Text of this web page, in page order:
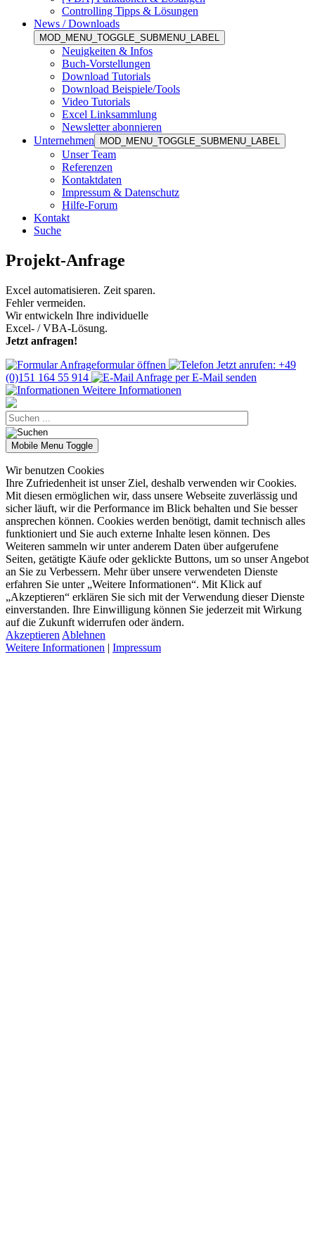
Controlling Tipps & Lösungen
News / Downloads
MOD_MENU_TOGGLE_SUBMENU_LABEL
Neuigkeiten & Infos
Buch-Vorstellungen
Download Tutorials
Download Beispiele/Tools
Video Tutorials
Excel Linksammlung
Newsletter abonnieren
Unternehmen
MOD_MENU_TOGGLE_SUBMENU_LABEL
Unser Team
Referenzen
Kontaktdaten
Impressum & Datenschutz
Hilfe-Forum
Kontakt
Suche
Projekt-Anfrage
Excel automatisieren. Zeit sparen.
Fehler vermeiden.
Wir entwickeln Ihre individuelle
Excel- / VBA-Lösung.
Jetzt anfragen!
Anfrageformular öffnen
Jetzt anrufen: +49
(0)151 164 55 914
Anfrage per E-Mail senden
Weitere Informationen
Mobile Menu Toggle
Wir benutzen Cookies
Ihre Zufriedenheit ist unser Ziel, deshalb verwenden wir Cookies.
Mit diesen ermöglichen wir, dass unsere Webseite zuverlässig und
sicher läuft, wir die Performance im Blick behalten und Sie besser
ansprechen können. Cookies werden benötigt, damit technisch alles
funktioniert und Sie auch externe Inhalte lesen können. Des
Weiteren sammeln wir unter anderem Daten über aufgerufene
Seiten, getätigte Käufe oder geklickte Buttons, um so unser Angebot
an Sie zu Verbessern. Mehr über unsere verwendeten Dienste
erfahren Sie unter „Weitere Informationen“. Mit Klick auf
„Akzeptieren“ erklären Sie sich mit der Verwendung dieser Dienste
einverstanden. Ihre Einwilligung können Sie jederzeit mit Wirkung
auf die Zukunft widerrufen oder ändern.
Akzeptieren Ablehnen
Weitere Informationen | Impressum